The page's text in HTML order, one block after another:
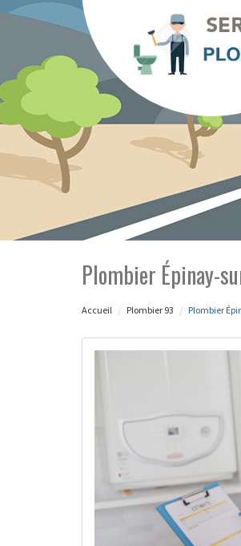
Plombier Épinay-
Accueil Plombier 93 Plombier